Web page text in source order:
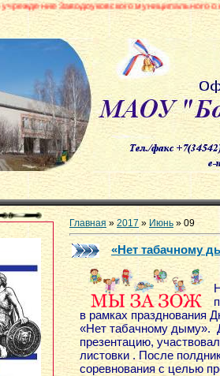
муниципального округа
Главная »2017 » Июнь » 09
«Нет табачному
в рамках
«Нет табачному дыму».
презентацию,
листовки . После
соревнования с целью